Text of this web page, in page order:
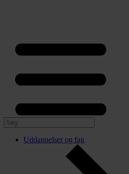
Uddannelser og fag